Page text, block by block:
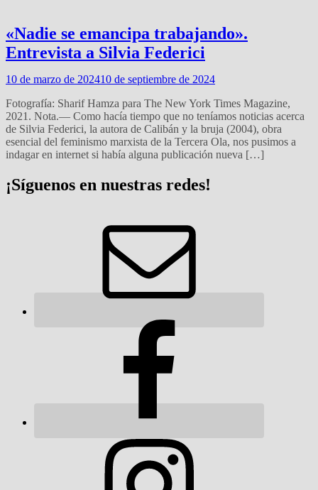
«Nadie se emancipa trabajando».
Entrevista a Silvia Federici
10 de marzo de 202410 de septiembre de 2024
Fotografía: Sharif Hamza para The New York Times Magazine,
2021. Nota.— Como hacía tiempo que no teníamos noticias acerca
de Silvia Federici, la autora de Calibán y la bruja (2004), obra
esencial del feminismo marxista de la Tercera Ola, nos pusimos a
indagar en internet si había alguna publicación nueva […]
¡Síguenos en nuestras redes!